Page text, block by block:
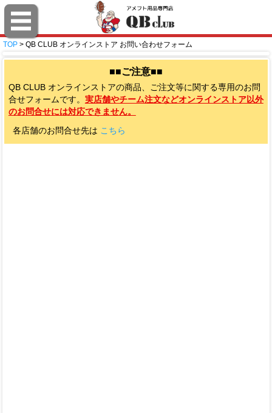
TOP > QB CLUB オンラインストア お問い合わせフォーム
■■ご注意■■
QB CLUB オンラインストアの商品、ご注文等に関する専用のお問
合せフォームです。 実店舗やチーム注文などオンラインストア以外
のお問合せには対応できません。
各店舗のお問合せ先は こちら